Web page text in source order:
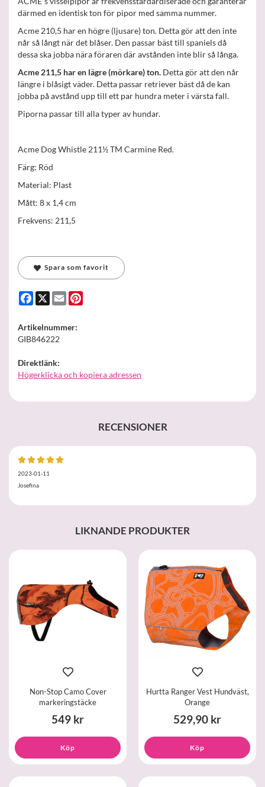
därmed en identisk ton för pipor med samma nummer.
Acme 210,5 har en högre (ljusare) ton. Detta gör att den inte
når så långt när det blåser. Den passar bäst till spaniels då
dessa ska jobba nära föraren där avstånden inte blir så långa.
Acme 211,5 har en lägre (mörkare) ton. Detta gör att den når
längre i blåsigt väder. Detta passar retriever bäst då de kan
jobba på avstånd upp till ett par hundra meter i värsta fall.
Piporna passar till alla typer av hundar.
Acme Dog Whistle 211½ TM Carmine Red.
Färg: Röd
Material: Plast
Mått: 8 x 1,4 cm
Frekvens: 211,5
Spara som favorit
Facebook
X Email
Artikelnummer:
GIB846222
Direktlänk:
Högerklicka och kopiera adressen
RECENSIONER
2023-01-11
Josefina
LIKNANDE PRODUKTER
Non-Stop Camo Cover
markeringstäcke
549 kr
Köp
Hurtta Ranger Vest Hundväst,
Orange
529,90 kr
Köp